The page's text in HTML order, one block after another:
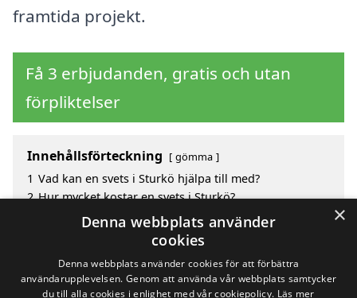
framtida projekt.
Få 3 erbjudanden, gratis och utan
förpliktelser
Innehållsförteckning gömma
1 Vad kan en svets i Sturkö hjälpa till med?
2 Hur mycket kostar en svets i Sturkö?
Fördelar med att välja svets i Sturkö
Sök efter en skicklig svets i de omgivande städerna
×
Denna webbplats använder
cookies
Denna webbplats använder cookies för att förbättra
användarupplevelsen. Genom att använda vår webbplats samtycker
du till alla cookies i enlighet med vår cookiepolicy. Läs mer